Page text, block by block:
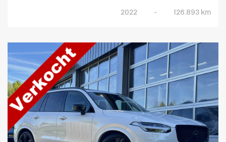
2022 - 126.893 km